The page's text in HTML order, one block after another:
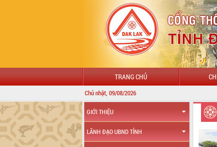
TRANG CHỦ
Chủ nhật, 09/08/2026
GIỚI THIỆU
LÃNH ĐẠO UBND TỈNH